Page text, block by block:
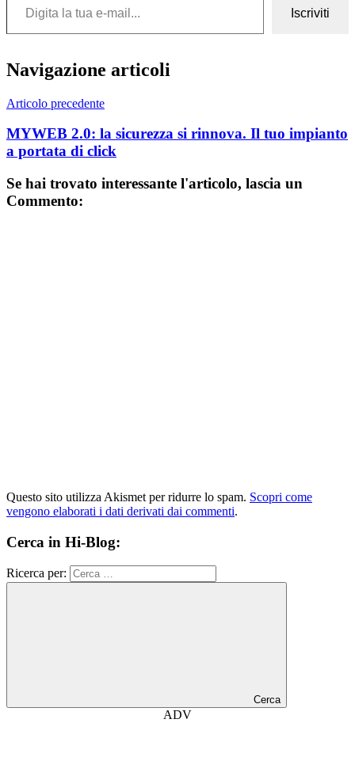
Iscriviti
Navigazione articoli
Articolo precedente
MYWEB 2.0: la sicurezza si rinnova. Il tuo impianto
a portata di click
Se hai trovato interessante l'articolo, lascia un
Commento:
Questo sito utilizza Akismet per ridurre lo spam. Scopri come
vengono elaborati i dati derivati dai commenti.
Cerca in Hi-Blog:
Ricerca per:
Cerca
ADV